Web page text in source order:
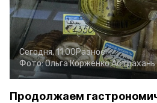
Сегодня, 11:00Разное
Фото:Ольга Корженко
Продолжаем